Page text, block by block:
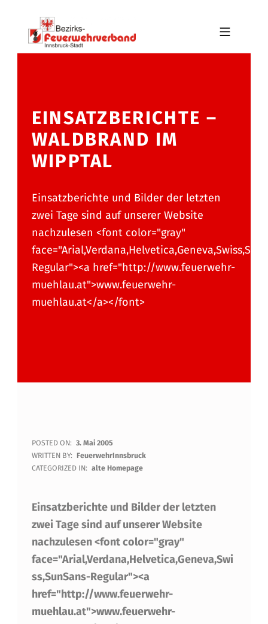
Skip to main navigation
Skip to main content
Skip to footer
BFV INNSBRUCK-STADT
EINSATZBERICHTE –
WALDBRAND IM
WIPPTAL
Einsatzberichte und Bilder der letzten
zwei Tage sind auf unserer Website
nachzulesen <font color="gray"
Regular"><a href="http://www.feuerwehr-
muehlau.at">www.feuerwehr-
muehlau.at</a></font>
E
I
S
A
T
Z
B
POSTED ON: 3. Mai 2005
WRITTEN BY: FeuerwehrInnsbruck
CATEGORIZED IN: alte Homepage
Einsatzberichte und Bilder der letzten
zwei Tage sind auf unserer Website
nachzulesen <font color="gray"
face="Arial,Verdana,Helvetica,Geneva,Swi
ss,SunSans-Regular"><a
href="http://www.feuerwehr-
muehlau.at">www.feuerwehr-